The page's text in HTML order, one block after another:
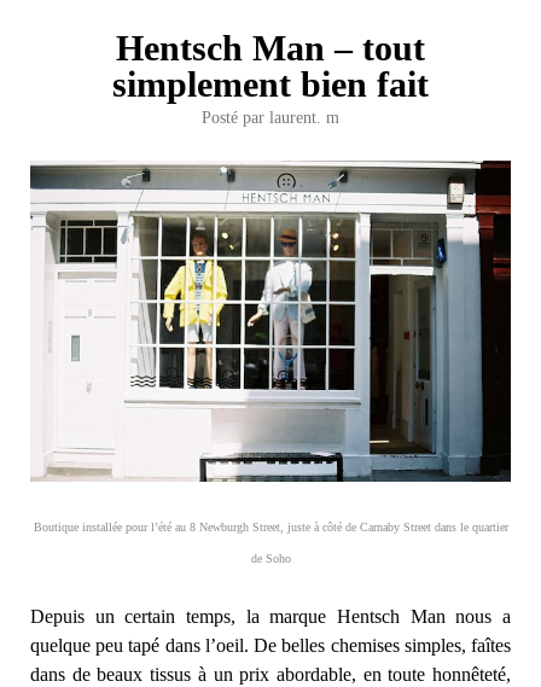
Hentsch Man – tout
simplement bien fait
Posté par laurent. m
Boutique installée pour l’été au 8 Newburgh Street, juste à côté de Carnaby Street dans le quartier
de Soho
Depuis un certain temps, la marque Hentsch Man nous a
quelque peu tapé dans l’oeil. De belles chemises simples, faîtes
dans de beaux tissus à un prix abordable, en toute honnêteté,